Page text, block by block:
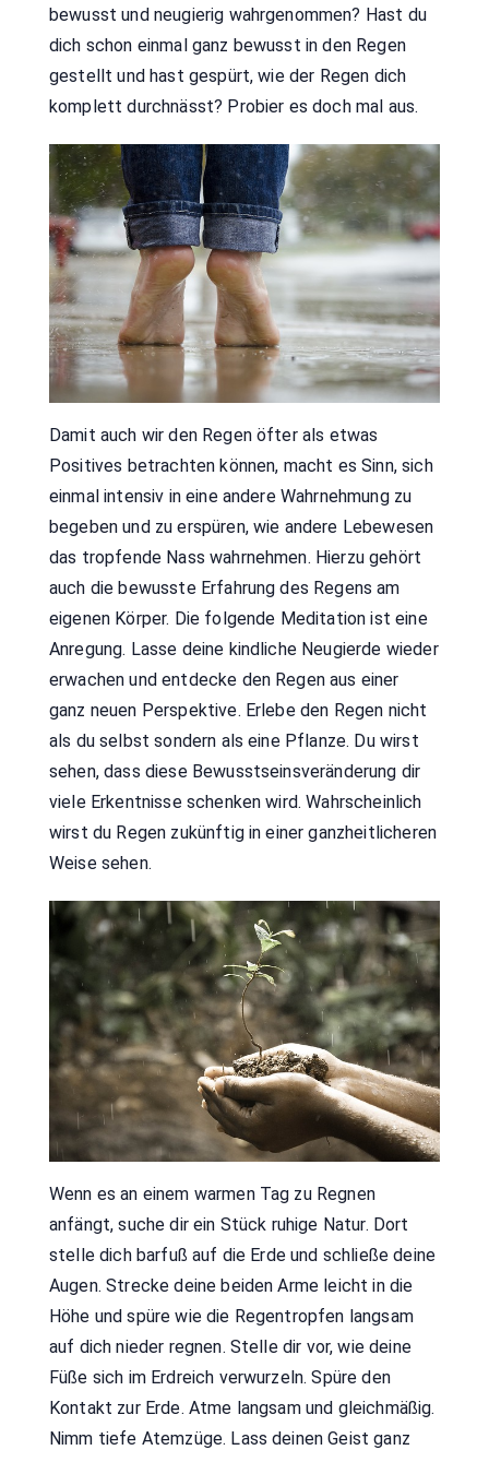
bewusst und neugierig wahrgenommen? Hast du
dich schon einmal ganz bewusst in den Regen
gestellt und hast gespürt, wie der Regen dich
komplett durchnässt? Probier es doch mal aus.
Damit auch wir den Regen öfter als etwas
Positives betrachten können, macht es Sinn, sich
einmal intensiv in eine andere Wahrnehmung zu
begeben und zu erspüren, wie andere Lebewesen
das tropfende Nass wahrnehmen. Hierzu gehört
auch die bewusste Erfahrung des Regens am
eigenen Körper. Die folgende Meditation ist eine
Anregung. Lasse deine kindliche Neugierde wieder
erwachen und entdecke den Regen aus einer
ganz neuen Perspektive. Erlebe den Regen nicht
als du selbst sondern als eine Pflanze. Du wirst
sehen, dass diese Bewusstseinsveränderung dir
viele Erkentnisse schenken wird. Wahrscheinlich
wirst du Regen zukünftig in einer ganzheitlicheren
Weise sehen.
Wenn es an einem warmen Tag zu Regnen
anfängt, suche dir ein Stück ruhige Natur. Dort
stelle dich barfuß auf die Erde und schließe deine
Augen. Strecke deine beiden Arme leicht in die
Höhe und spüre wie die Regentropfen langsam
auf dich nieder regnen. Stelle dir vor, wie deine
Füße sich im Erdreich verwurzeln. Spüre den
Kontakt zur Erde. Atme langsam und gleichmäßig.
Nimm tiefe Atemzüge. Lass deinen Geist ganz